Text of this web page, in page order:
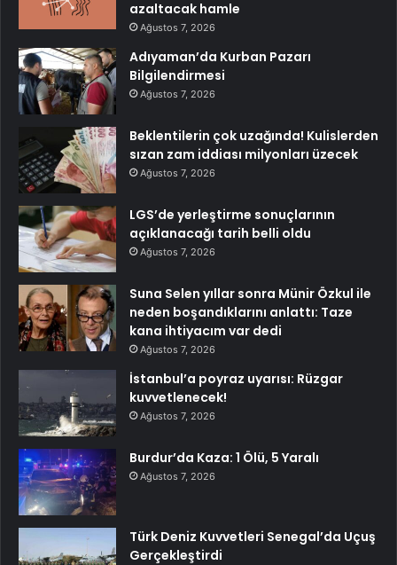
azaltacak hamle
Ağustos 7, 2026
Adıyaman’da Kurban Pazarı
Bilgilendirmesi
Ağustos 7, 2026
Beklentilerin çok uzağında! Kulislerden
sızan zam iddiası milyonları üzecek
Ağustos 7, 2026
LGS’de yerleştirme sonuçlarının
açıklanacağı tarih belli oldu
Ağustos 7, 2026
Suna Selen yıllar sonra Münir Özkul ile
neden boşandıklarını anlattı: Taze
kana ihtiyacım var dedi
Ağustos 7, 2026
İstanbul’a poyraz uyarısı: Rüzgar
kuvvetlenecek!
Ağustos 7, 2026
Burdur’da Kaza: 1 Ölü, 5 Yaralı
Ağustos 7, 2026
Türk Deniz Kuvvetleri Senegal’da Uçuş
Gerçekleştirdi